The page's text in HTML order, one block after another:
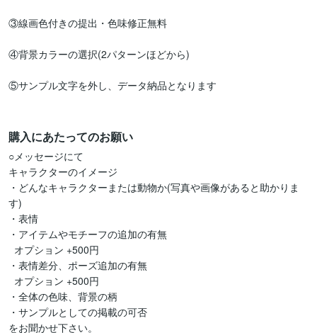
③線画色付きの提出・色味修正無料
④背景カラーの選択(2パターンほどから)
⑤サンプル文字を外し、データ納品となります
購入にあたってのお願い
○メッセージにて
キャラクターのイメージ
・どんなキャラクターまたは動物か(写真や画像があると助かりま
す)
・表情
・アイテムやモチーフの追加の有無
・表情差分、ポーズ追加の有無
・全体の色味、背景の柄
・サンプルとしての掲載の可否
をお聞かせ下さい。